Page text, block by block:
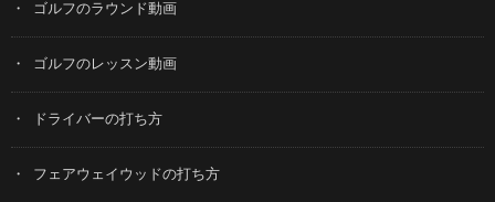
ゴルフのラウンド動画
ゴルフのレッスン動画
ドライバーの打ち方
フェアウェイウッドの打ち方